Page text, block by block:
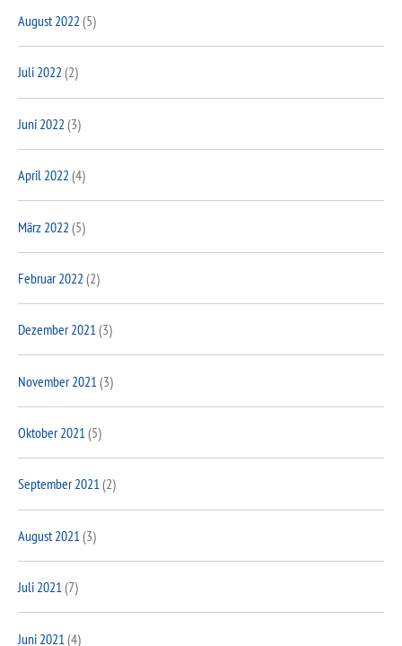
August 2022 (5)
Juli 2022 (2)
Juni 2022 (3)
April 2022 (4)
März 2022 (5)
Februar 2022 (2)
Dezember 2021(3)
November 2021 (3)
Oktober 2021(5)
September 2021(2)
August 2021 (3)
Juli 2021(7)
Juni 2021 (4)